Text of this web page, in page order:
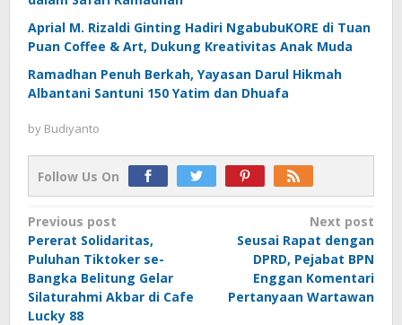
Aprial M. Rizaldi Ginting Hadiri NgabubuKORE di Tuan
Puan Coffee & Art, Dukung Kreativitas Anak Muda
Ramadhan Penuh Berkah, Yayasan Darul Hikmah
Albantani Santuni 150 Yatim dan Dhuafa
by Budiyanto
Follow Us On
Post
navigation
Previous post
Pererat Solidaritas,
Puluhan Tiktoker se-
Bangka Belitung Gelar
Silaturahmi Akbar di Cafe
Lucky 88
Next post
Seusai Rapat dengan
DPRD, Pejabat BPN
Enggan Komentari
Pertanyaan Wartawan